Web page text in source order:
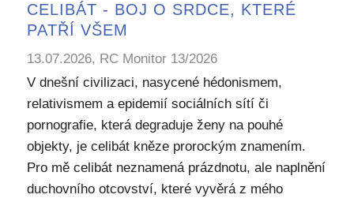
CELIBÁT - BOJ O SRDCE, KTERÉ
PATŘÍ VŠEM
13.07.2026, RC Monitor 13/2026
V dnešní civilizaci, nasycené hédonismem,
relativismem a epidemií sociálních sítí či
pornografie, která degraduje ženy na pouhé
objekty, je celibát kněze prorockým znamením.
Pro mě celibát neznamená prázdnotu, ale naplnění
duchovního otcovství, které vyvěrá z mého